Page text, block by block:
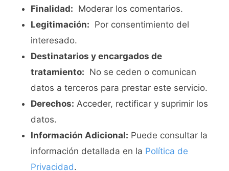
Finalidad: Moderar los comentarios.
Legitimación: Por consentimiento del
interesado.
Destinatarios y encargados de
tratamiento: No se ceden o comunican
datos a terceros para prestar este servicio.
Derechos: Acceder, rectificar y suprimir los
datos.
Información Adicional: Puede consultar la
información detallada en la Política de
Privacidad.